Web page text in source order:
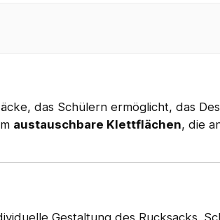
das Schülern ermöglicht, das
austauschbare Klettflächen, die